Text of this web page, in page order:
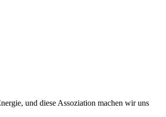
und diese Assoziation machen wir uns